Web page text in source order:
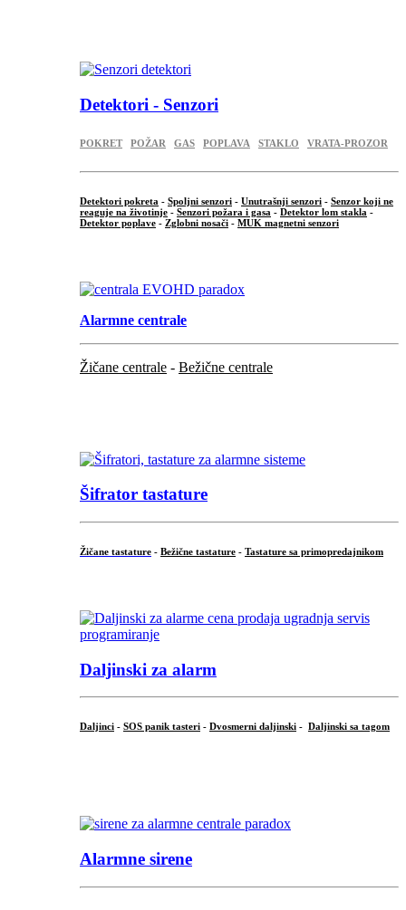
Detektori - Senzori
POKRET POŽAR GAS POPLAVA STAKLO VRATA-PROZOR
Detektori pokreta - Spoljni senzori - Unutrašnji senzori - Senzor koji ne
reaguje na životinje - Senzori požara i gasa - Detektor lom stakla -
Detektor poplave - Zglobni nosači - MUK magnetni senzori
Alarmne centrale
Žičane centrale - Bežične centrale
Šifrator tastature
Žičane tastature - Bežične tastature - Tastature sa primopredajnikom
Daljinski za alarm
Daljinci - SOS panik tasteri - Dvosmerni daljinski - Daljinski sa tagom
Alarmne sirene